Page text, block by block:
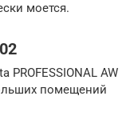
моется.
AW
помещений